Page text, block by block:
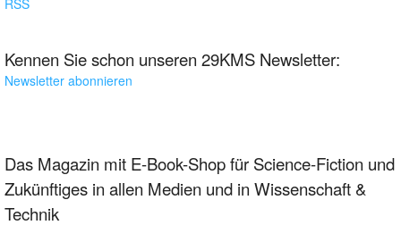
Kennen Sie schon unseren 29KMS Newsletter:
Newsletter abonnieren
Das Magazin mit E-Book-Shop für Science-Fiction und
Zukünftiges in allen Medien und in Wissenschaft &
Technik